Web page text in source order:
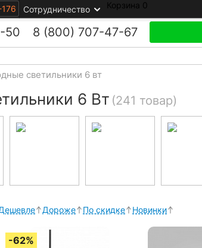
Сотрудничество Корзина 0
50 8 (800) 707-47-67
светильники 6 вт
6 Вт (241 товар)
Дороже По скидке Новинки